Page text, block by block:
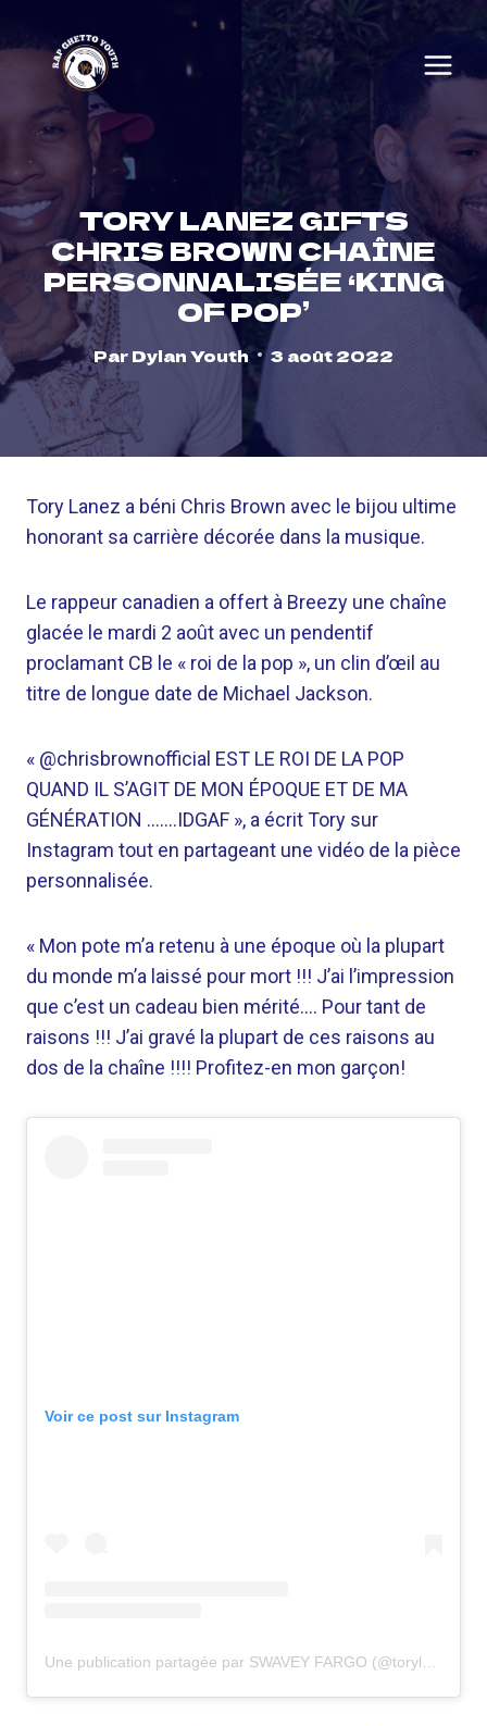
to
content
TORY LANEZ GIFTS
CHRIS BROWN CHAÎNE
PERSONNALISÉE ‘KING
OF POP’
ParDylan Youth 3 août 2022
Tory Lanez a béni Chris Brown avec le bijou ultime
honorant sa carrière décorée dans la musique.
Le rappeur canadien a offert à Breezy une chaîne
glacée le mardi 2 août avec un pendentif
proclamant CB le « roi de la pop », un clin d’œil au
titre de longue date de Michael Jackson.
« @chrisbrownofficial EST LE ROI DE LA POP
QUAND IL S’AGIT DE MON ÉPOQUE ET DE MA
GÉNÉRATION …….IDGAF », a écrit Tory sur
Instagram tout en partageant une vidéo de la pièce
personnalisée.
« Mon pote m’a retenu à une époque où la plupart
du monde m’a laissé pour mort !!! J’ai l’impression
que c’est un cadeau bien mérité…. Pour tant de
raisons !!! J’ai gravé la plupart de ces raisons au
dos de la chaîne !!!! Profitez-en mon garçon!
Voir ce post sur Instagram